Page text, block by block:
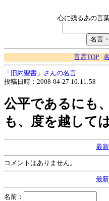
心に残るあの言
言霊TOP
「旧約聖書」さんの名言
投稿日時：2008-04-27 10:11:58
公平であるにも
も、度を越して
最新
コメントはありません。
最新
名前：